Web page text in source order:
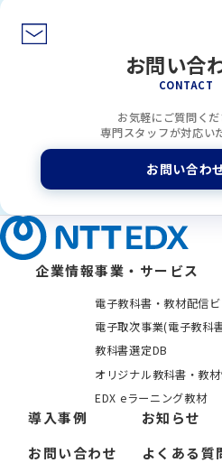
お問い合
CONTACT
お気軽にご質問くだ
専門スタッフが対応い
お問い合わ
企業情報事業・サービス
電子教科書・教材配信
電子取次事業(電子教科
教科書選定DB
オリジナル教科書・教
EDX eラーニング教材
導入事例 お知らせ
お問い合わせ
よくある質